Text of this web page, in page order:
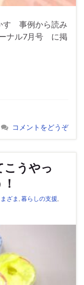
す 事例から読み
ナル7月号 に掲
コメントをどうぞ
こうやっ
ざま, 暮らしの支援,